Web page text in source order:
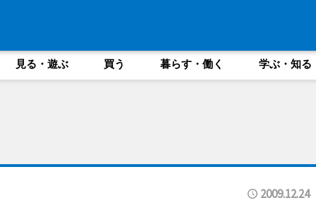
見る・遊ぶ 買う 暮らす・働く 学ぶ・知る
2009.12.24